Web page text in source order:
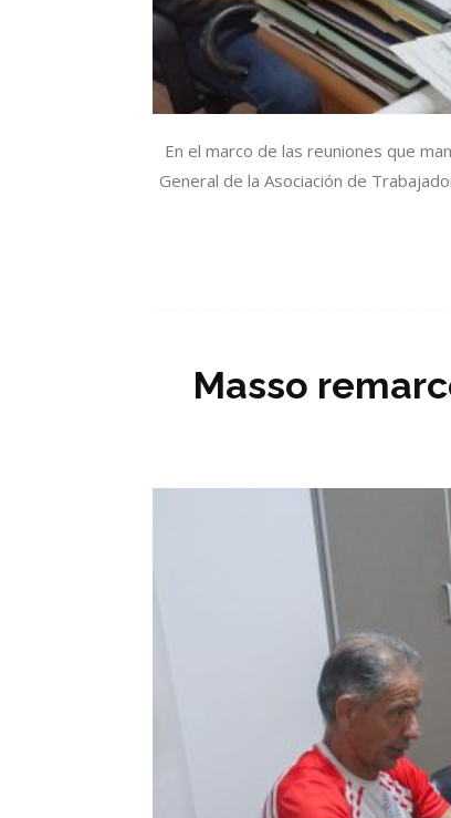
En el marco de las reuniones que
General de la Asociación de
Masso